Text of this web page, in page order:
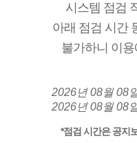
시스템 점검
아래 점검 시간
불가하니 이
2026년 08월 08
2026년 08월 08
*점검 시간은 공지